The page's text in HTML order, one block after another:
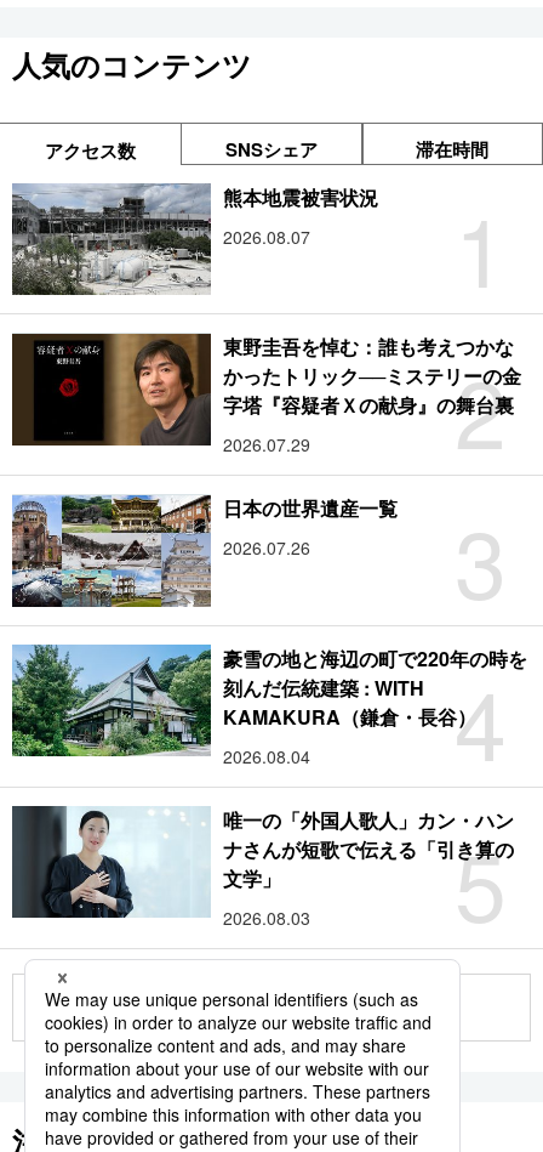
人気のコンテンツ
アクセス数 SNSシェア 滞在時間
1
熊本地震被害状況
2026.08.07
2
東野圭吾を悼む：誰も考えつかな
かったトリック──ミステリーの金
字塔『容疑者Ｘの献身』の舞台裏
2026.07.29
3
日本の世界遺産一覧
2026.07.26
4
豪雪の地と海辺の町で220年の時を
刻んだ伝統建築 : WITH
KAMAKURA（鎌倉・長谷）
2026.08.04
5
唯一の「外国人歌人」カン・ハン
ナさんが短歌で伝える「引き算の
文学」
2026.08.03
もっと見る
注目のキーワード